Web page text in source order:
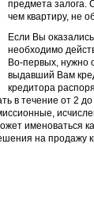
предмета залога.
чем квартиру, не
Если Вы
необходимо
Во-первых, нужно
выдавший Вам
кредитора
в течение от 2
именоваться
на продажу